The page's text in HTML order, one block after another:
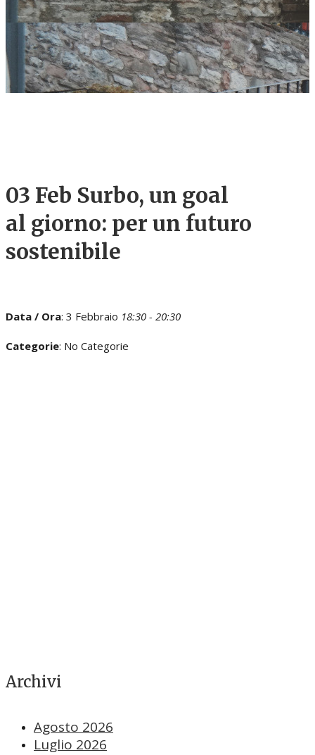
03 Feb Surbo, un goal
al giorno: per un futuro
sostenibile
Data / Ora: 3 Febbraio 18:30 - 20:30
Categorie: No Categorie
Archivi
Agosto 2026
Luglio 2026